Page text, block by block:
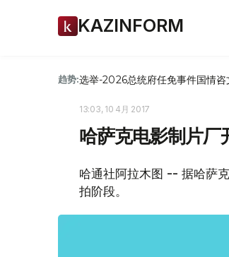
KAZINFORM
趋势:选举-2026总统府任免事件国情咨
13:03, 10 4月 2017
哈萨克电影制片厂
哈通社阿拉木图 -- 据哈萨
拍阶段。